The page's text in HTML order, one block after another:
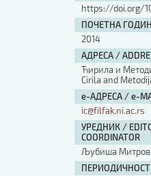
https://doi.org/
ПОЧЕТНА
2014
АДРЕСА /
Ћирила и
Cirila and
е-АДРЕСА / e-
ic@filfak.ni.ac.rs
УРЕДНИК /
COORDINATOR
Љубиша
ПЕРИОДИЧНОСТ /